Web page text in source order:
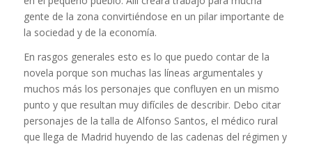
gente de la zona convirtiéndose en un pilar importante de
la sociedad y de la economía.
En rasgos generales esto es lo que puedo contar de la
novela porque son muchas las líneas argumentales y
muchos más los personajes que confluyen en un mismo
punto y que resultan muy difíciles de describir. Debo citar
personajes de la talla de Alfonso Santos, el médico rural
que llega de Madrid huyendo de las cadenas del régimen y